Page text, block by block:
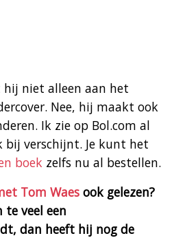
niet alleen aan het
Nee, hij maakt ook
Ik zie op Bol.com al
bij verschijnt. Je kunt het
boek zelfs nu al bestellen.
Tom Waes ook gelezen?
te veel een
dan heeft hij nog de